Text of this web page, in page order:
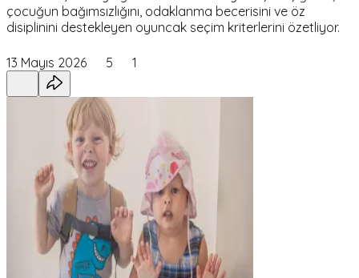
çocuğun bağımsızlığını, odaklanma becerisini ve öz
disiplinini destekleyen oyuncak seçim kriterlerini özetliyor.
13 Mayıs 2026 5 1